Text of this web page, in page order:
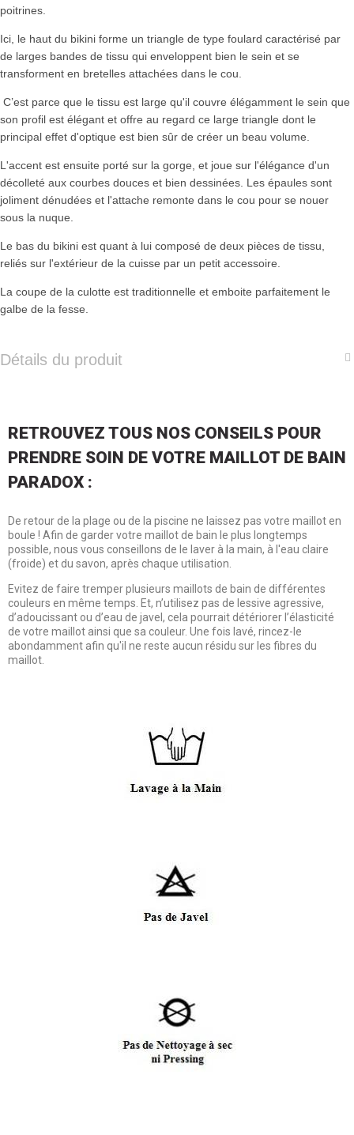
poitrines.
Ici, le haut du bikini forme un triangle de type foulard caractérisé par
de larges bandes de tissu qui enveloppent bien le sein et se
transforment en bretelles attachées dans le cou.
C’est parce que le tissu est large qu'il couvre élégamment le sein que
son profil est élégant et offre au regard ce large triangle dont le
principal effet d'optique est bien sûr de créer un beau volume.
L'accent est ensuite porté sur la gorge, et joue sur l'élégance d'un
décolleté aux courbes douces et bien dessinées. Les épaules sont
joliment dénudées et l'attache remonte dans le cou pour se nouer
sous la nuque.
Le bas du bikini est quant à lui composé de deux pièces de tissu,
reliés sur l'extérieur de la cuisse par un petit accessoire.
La coupe de la culotte est traditionnelle et emboite parfaitement le
galbe de la fesse.
Détails du produit
RETROUVEZ TOUS NOS CONSEILS POUR
PRENDRE SOIN DE VOTRE MAILLOT DE BAIN
PARADOX :
De retour de la plage ou de la piscine ne laissez pas votre maillot en
boule ! Afin de garder votre maillot de bain le plus longtemps
possible, nous vous conseillons de le laver à la main, à l'eau claire
(froide) et du savon, après chaque utilisation.
Evitez de faire tremper plusieurs maillots de bain de différentes
couleurs en même temps. Et, n’utilisez pas de lessive agressive,
d’adoucissant ou d’eau de javel, cela pourrait détériorer l’élasticité
de votre maillot ainsi que sa couleur. Une fois lavé, rincez-le
abondamment afin qu'il ne reste aucun résidu sur les fibres du
maillot.